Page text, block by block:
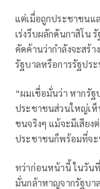
แต่เมื่อถูกประชาชนแ
เร่งรีบผลักดันกาสิโน
คัดค้านว่ากำลังจะสร้า
รัฐบาลหรือการรัฐประ
“ผมเชื่อมั่นว่า หากรัฐ
ประชาชนส่วนใหญ่เ
ชนจริงๆ แม้จะมีเสีย
ประชาชนก็พร้อมที่จะ
ทว่าก่อนหน้านี้ ในวัน
มั่นกล้าหาญจากรัฐบา